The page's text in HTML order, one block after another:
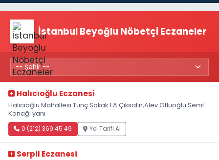
İstanbul Beyoğlu Nöbetçi Eczaneler
Halıcıoğlu Eczanesi
Halıcıoğlu Mahallesi Tunç Sokak 1 A Çıksalın,Alev Ofluoğlu Semt
Konağı yanı
0 (212) 369 45 49 Yol Tarifi Al
Serpil Eczanesi